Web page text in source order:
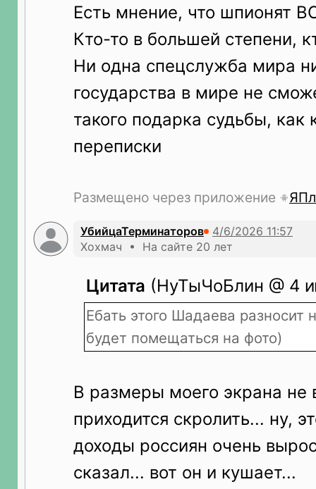
Есть мнение, что шпионят
Кто-то в большей степени,
Ни одна спецслужба мира
государства в мире не
такого подарка судьбы, как
переписки
Размещено через приложение
УбийцаТерминаторов
Хохмач • На сайте 20 лет
Цитата (НуТыЧоБлин @ 4
Ебать этого Шадаева разносит
будет помещаться на фото)
В размеры моего экрана не
приходится скролить... ну,
доходы россиян очень
сказал... вот он и кушает...